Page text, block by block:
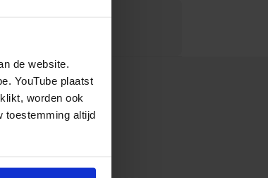
de website.
YouTube plaatst
worden ook
toestemming altijd